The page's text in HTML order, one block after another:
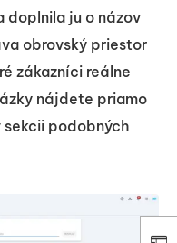
doplnila ju o názov
obrovský priestor
zákazníci reálne
nájdete priamo
podobných